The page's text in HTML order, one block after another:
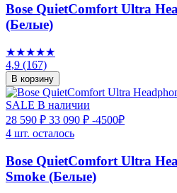
Bose QuietComfort Ultra
(Белые)
★★★★★
4,9 (167)
В корзину
SALE В наличии
28 590 ₽ 33 090 ₽ -4500₽
4 шт. осталось
Bose QuietComfort Ultra
Smoke (Белые)